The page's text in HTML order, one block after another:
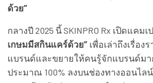
ด้วย”
กลางปี 2025 นี้ SKINPRO Rx เปิดแคม
เกษมมีสกินแคร์ด้วย” เพื่อเล่าถึงเรื่อง
แบรนด์และขยายให้คนรู้จักแบรนด์ม
ประมาณ 100% ลงบนช่องทางออนไล